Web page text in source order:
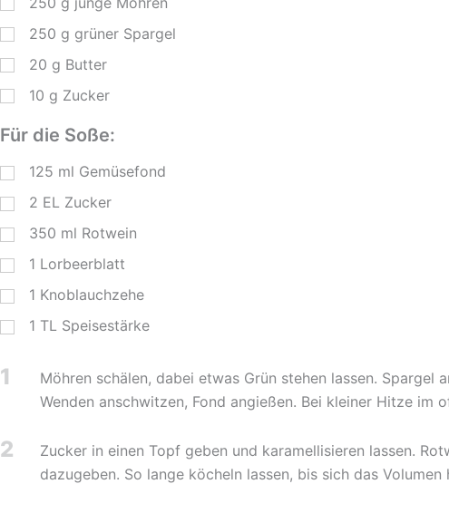
250 g grüner Spargel
20 g Butter
10 g Zucker
Für die Soße:
125 ml Gemüsefond
2 EL Zucker
350 ml Rotwein
1 Lorbeerblatt
1 Knoblauchzehe
1 TL Speisestärke
1
Möhren schälen, dabei etwas Grün stehen lassen. Spargel
Wenden anschwitzen, Fond angießen. Bei kleiner Hitze
2
Zucker in einen Topf geben und karamellisieren lassen.
dazugeben. So lange köcheln lassen, bis sich das